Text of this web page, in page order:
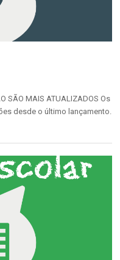
SÃO MAIS ATUALIZADOS Os
desde o último lançamento.